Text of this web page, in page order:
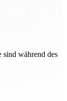
sind während des